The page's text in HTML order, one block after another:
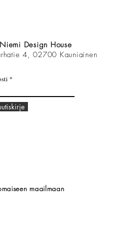
Design House
4, 02700 Kauniainen
maailmaan